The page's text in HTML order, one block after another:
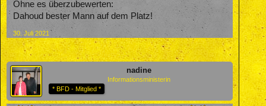
Ohne es überzubewerten:
Dahoud bester Mann auf dem Platz!
30. Juli 2021
nadine
Informationsministerin
* BFD - Mitglied *